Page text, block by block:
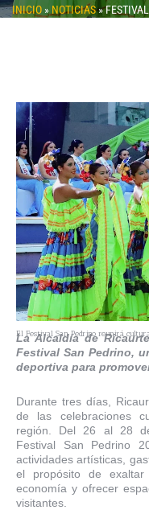
INICIO » NOTICIAS»
El Festival San Pedrino reunirá
La Alcaldía de
Festival San Pedrino,
deportiva para
Durante tres días,
de las celebraciones
región. Del 26 al 28
Festival San Pedrino
actividades artísticas,
el propósito de exaltar
economía y ofrecer
visitantes.